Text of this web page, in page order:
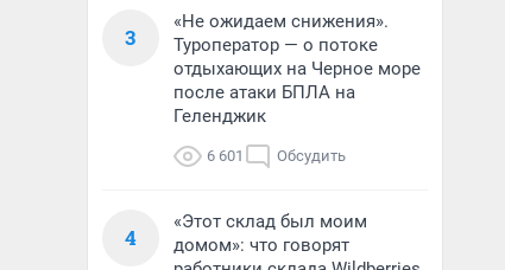
3
«Не ожидаем снижения».
Туроператор — о потоке
отдыхающих на Черное море
после атаки БПЛА на
Геленджик
6 601 Обсудить
4
«Этот склад был моим
домом»: что говорят